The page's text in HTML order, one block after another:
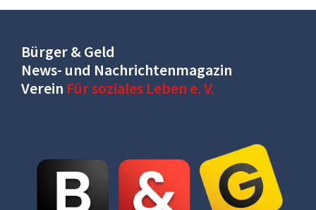
Bürger & Geld
News- und Nachrichtenmagazin
Verein Für soziales Leben e. V.